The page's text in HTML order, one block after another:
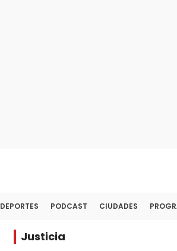
DEPORTES PODCAST CIUDADES
Justicia